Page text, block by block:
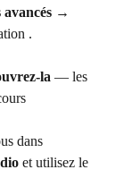
→
.
la — les
dans
et utilisez le